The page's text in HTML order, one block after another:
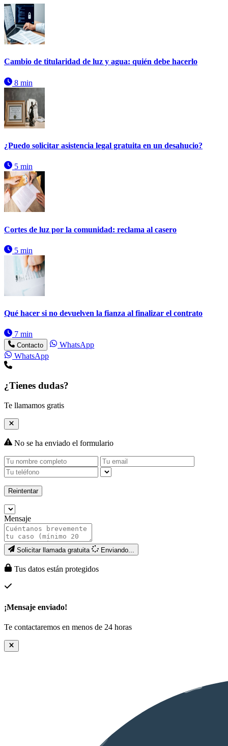
Cambio de titularidad de luz y agua: quién debe hacerlo
8 min
¿Puedo solicitar asistencia legal gratuita en un desahucio?
5 min
Cortes de luz por la comunidad: reclama al casero
5 min
Qué hacer si no devuelven la fianza al finalizar el contrato
7 min
Contacto
WhatsApp
WhatsApp
¿Tienes dudas?
Te llamamos gratis
No se ha enviado el formulario
Reintentar
Mensaje
Solicitar llamada gratuita Enviando...
Tus datos están protegidos
¡Mensaje enviado!
Te contactaremos en menos de 24 horas